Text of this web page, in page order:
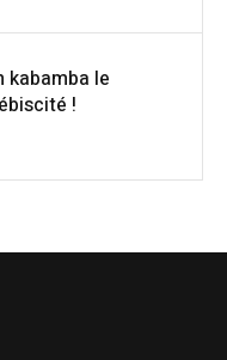
kabamba le
!